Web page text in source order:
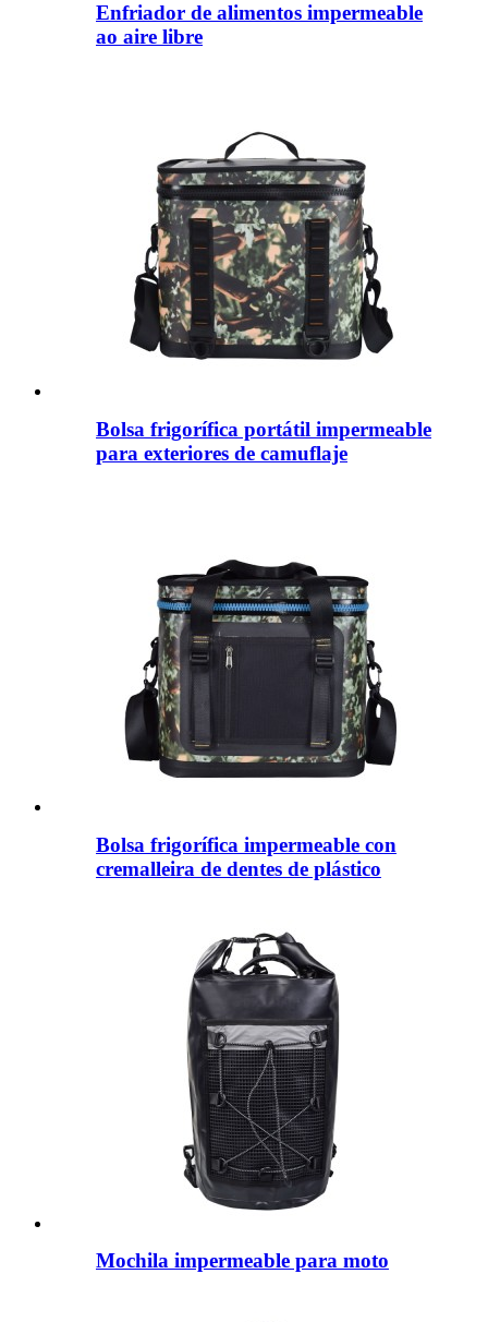
Enfriador de alimentos impermeable
ao aire libre
Bolsa frigorífica portátil impermeable
para exteriores de camuflaje
Bolsa frigorífica impermeable con
cremalleira de dentes de plástico
Mochila impermeable para moto